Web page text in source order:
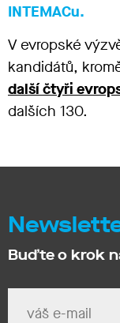
INTEMACu.
V evropské
kandidátů,
další čtyři
dalších 130.
Buďte o krok